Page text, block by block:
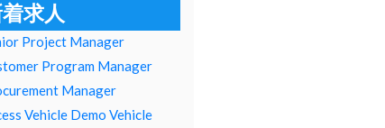
求人
Project Manager
Program Manager
Manager
Vehicle Demo Vehicle